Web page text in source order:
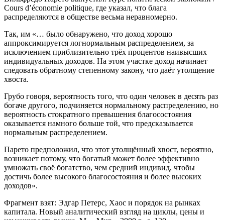
Cours d’économie politique, где указал, что блага
распределяются в обществе весьма неравномерно.
Так, им «… было обнаружено, что доход хорошо
аппроксимируется логнормальным распределением, за
исключением приблизительно трёх процентов наивысших
индивидуальных доходов. На этом участке доход начинает
следовать обратному степенному закону, что даёт утолщение
хвоста.
Грубо говоря, вероятность того, что один человек в десять раз
богаче другого, подчиняется нормальному распределению, но
вероятность стократного превышения благосостояния
оказывается намного больше той, что предсказывается
нормальным распределением.
Парето предположил, что этот утолщённый хвост, вероятно,
возникает потому, что богатый может более эффективно
умножать своё богатство, чем средний индивид, чтобы
достичь более высокого благосостояния и более высоких
доходов».
Фрагмент взят: Эдгар Петерс, Хаос и порядок на рынках
капитала. Новый аналитический взгляд на циклы, цены и